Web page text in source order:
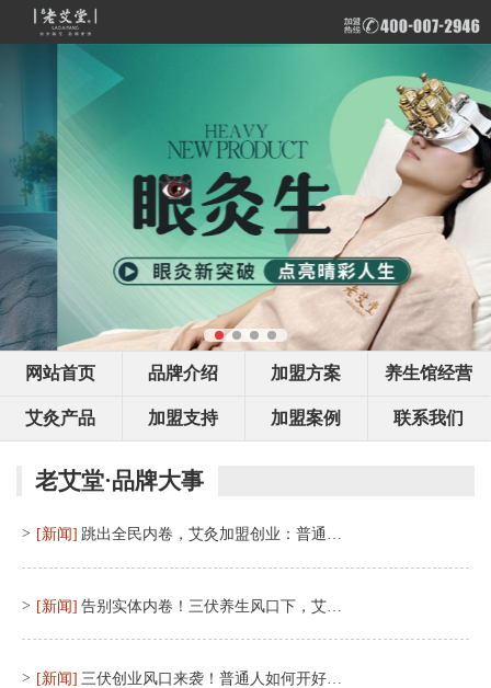
网站首页 品牌介绍 加盟方案 养生馆经营
艾灸产品 加盟支持 加盟案例 联系我们
老艾堂·品牌大事
> [新闻] 跳出全民内卷，艾灸加盟创业：普通…
> [新闻] 告别实体内卷！三伏养生风口下，艾…
> [新闻] 三伏创业风口来袭！普通人如何开好…